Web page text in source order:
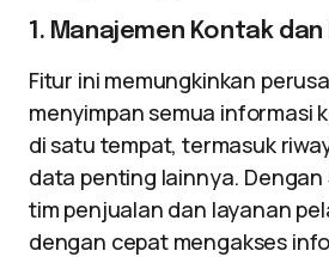
1. Manajemen Kontak
Fitur ini memungkinkan
menyimpan semua informasi
di satu tempat, termasuk
data penting lainnya. Dengan
tim penjualan dan layanan
dengan cepat mengakses